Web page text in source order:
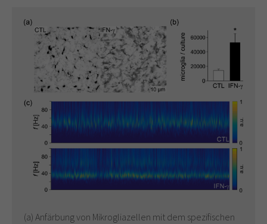
(a) Anfärbung von Mikrogliazellen mit dem spezifischen